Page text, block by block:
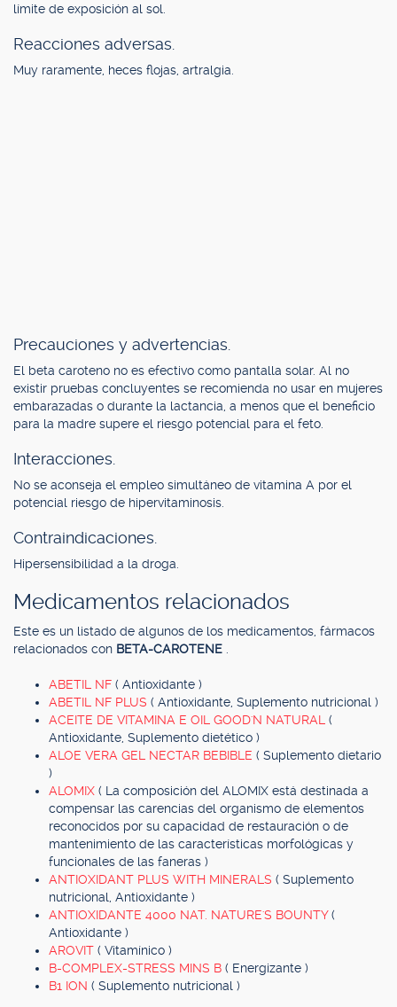
límite de exposición al sol.
Reacciones adversas.
Muy raramente, heces flojas, artralgia.
Precauciones y advertencias.
El beta caroteno no es efectivo como pantalla solar. Al no
existir pruebas concluyentes se recomienda no usar en mujeres
embarazadas o durante la lactancia, a menos que el beneficio
para la madre supere el riesgo potencial para el feto.
Interacciones.
No se aconseja el empleo simultáneo de vitamina A por el
potencial riesgo de hipervitaminosis.
Contraindicaciones.
Hipersensibilidad a la droga.
Medicamentos relacionados
Este es un listado de algunos de los medicamentos, fármacos
relacionados con BETA-CAROTENE
ABETIL NF ( Antioxidante )
ABETIL NF PLUS ( Antioxidante, Suplemento nutricional )
ACEITE DE VITAMINA E OIL GOOD'N NATURAL (
Antioxidante, Suplemento dietético )
ALOE VERA GEL NECTAR BEBIBLE ( Suplemento dietario
)
ALOMIX ( La composición del ALOMIX está destinada a
compensar las carencias del organismo de elementos
reconocidos por su capacidad de restauración o de
mantenimiento de las características morfológicas y
funcionales de las faneras )
ANTIOXIDANT PLUS WITH MINERALS ( Suplemento
nutricional, Antioxidante )
ANTIOXIDANTE 4000 NAT. NATURE'S BOUNTY(
Antioxidante )
AROVIT ( Vitamínico )
B-COMPLEX-STRESS MINS B ( Energizante )
B1 ION ( Suplemento nutricional )